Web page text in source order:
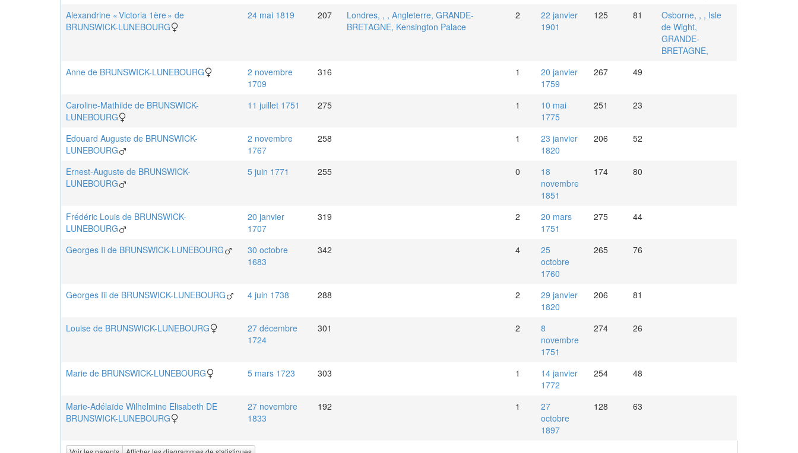
Alexandrine « Victoria 1ère » de
BRUNSWICK-LUNEBOURG
24 mai 1819 207
Londres, , , Angleterre, GRANDE-
BRETAGNE, Kensington Palace
2
22 janvier
1901
125 81
Osborne, , , Isle
de Wight,
GRANDE-
BRETAGNE,
Anne de BRUNSWICK-LUNEBOURG
2 novembre
1709
316 1
20 janvier
1759
267 49
Caroline-Mathilde de BRUNSWICK-
LUNEBOURG
11 juillet 1751 275 1
10 mai
1775
251 23
Edouard Auguste de BRUNSWICK-
LUNEBOURG
2 novembre
1767
258 1
23 janvier
1820
206 52
Ernest-Auguste de BRUNSWICK-
LUNEBOURG
5 juin 1771 255 0
18
novembre
1851
174 80
Frédéric Louis de BRUNSWICK-
LUNEBOURG
20 janvier
1707
319 2
20 mars
1751
275 44
Georges Ii de BRUNSWICK-LUNEBOURG
30 octobre
1683
342 4
25
octobre
1760
265 76
Georges Iii de BRUNSWICK-LUNEBOURG 4 juin 1738 288 2
29 janvier
1820
206 81
Louise de BRUNSWICK-LUNEBOURG
27 décembre
1724
301 2
8
novembre
1751
274 26
Marie de BRUNSWICK-LUNEBOURG 5 mars 1723 303 1
14 janvier
1772
254 48
Marie-Adélaïde Wilhelmine Elisabeth DE
BRUNSWICK-LUNEBOURG
27 novembre
1833
192 1
27
octobre
1897
128 63